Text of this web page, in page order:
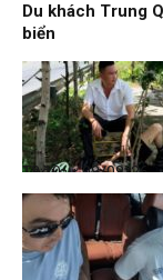
Du khách Trung
biển
Thời sự
08/08/26, 13:10